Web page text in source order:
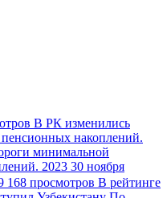
В РК изменились
пенсионных накоплений.
минимальной
2023 30 ноября
168 просмотров В рейтинге